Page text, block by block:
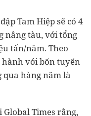
Tam Hiệp sẽ có 4
nâng tàu, với tổng
tấn/năm. Theo
hành với bốn tuyến
qua hàng năm là
Times rằng,